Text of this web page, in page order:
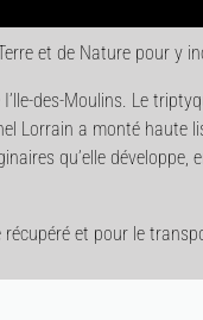
et de Nature pour y
des-Moulins. Le
Lorrain a monté haute
qu’elle
et pour le